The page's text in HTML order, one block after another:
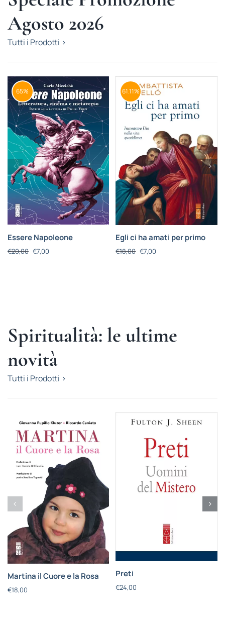
Agosto 2026
Tutti i Prodotti >
65%
Essere Napoleone
€20,00 €7,00
61.11%
Egli ci ha amati per primo
€18,00 €7,00
Spiritualità: le ultime
novità
Tutti i Prodotti >
Martina il Cuore e la Rosa
€18,00
Preti
€24,00